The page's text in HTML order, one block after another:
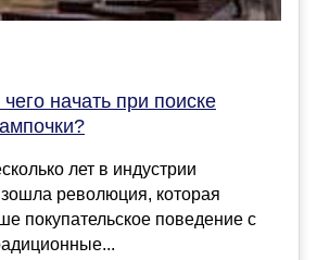
начать при поиске
лет в индустрии
революция, которая
покупательское поведение с